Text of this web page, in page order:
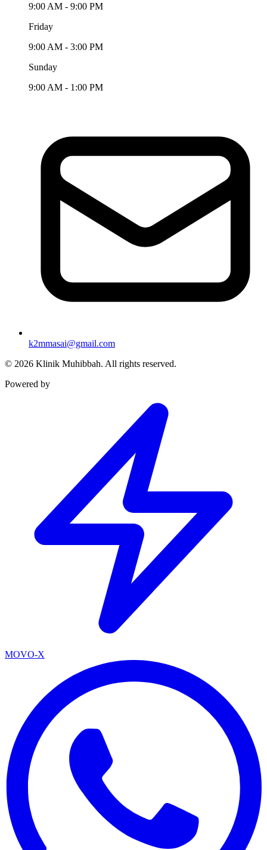
9:00 AM - 9:00 PM
Friday
9:00 AM - 3:00 PM
Sunday
9:00 AM - 1:00 PM
k2mmasai@gmail.com
© 2026 Klinik Muhibbah. All rights reserved.
Powered by
MOVO-X